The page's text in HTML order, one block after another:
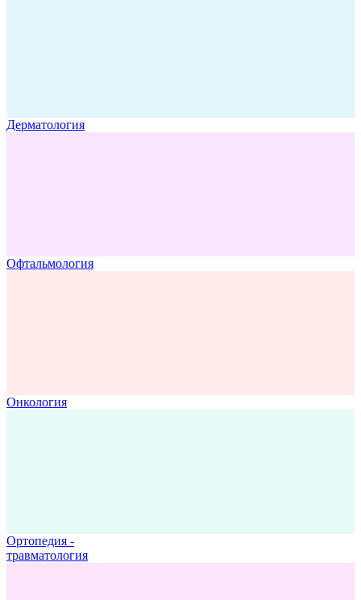
Дерматология
Офтальмология
Онкология
Ортопедия -
травматология